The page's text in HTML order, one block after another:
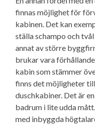
finnas möjlighet för
kabinen. Det kan
ställa schampo och
annat av större
brukar vara
kabin som stämmer
finns det möjligheter
duschkabiner. Det är
badrum i lite udda
med inbyggda